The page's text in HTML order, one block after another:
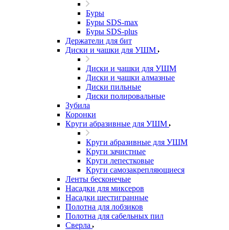
Буры
Буры SDS-max
Буры SDS-plus
Держатели для бит
Диски и чашки для УШМ
Диски и чашки для УШМ
Диски и чашки алмазные
Диски пильные
Диски полировальные
Зубила
Коронки
Круги абразивные для УШМ
Круги абразивные для УШМ
Круги зачистные
Круги лепестковые
Круги самозакрепляющиеся
Ленты бесконечые
Насадки для миксеров
Насадки шестигранные
Полотна для лобзиков
Полотна для сабельных пил
Сверла